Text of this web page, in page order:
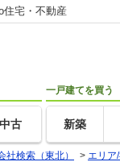
住宅・不動産
中古
一戸建てを買う
新築
社検索（東北） > エリア